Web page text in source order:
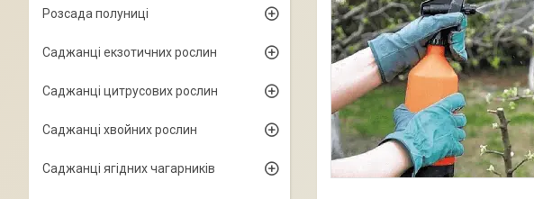
Розсада полуниці
Саджанці екзотичних рослин
Саджанці цитрусових рослин
Саджанці хвойних рослин
Саджанці ягідних чагарників